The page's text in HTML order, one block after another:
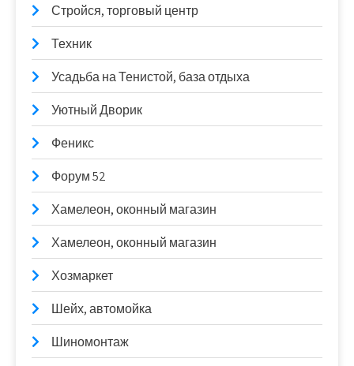
Стройся, торговый центр
Техник
Усадьба на Тенистой, база отдыха
Уютный Дворик
Феникс
Форум 52
Хамелеон, оконный магазин
Хамелеон, оконный магазин
Хозмаркет
Шейх, автомойка
Шиномонтаж